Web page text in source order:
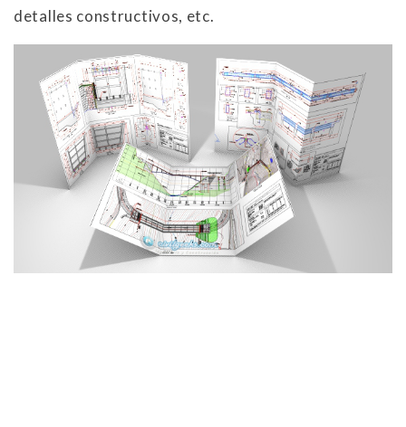
detalles constructivos, etc.